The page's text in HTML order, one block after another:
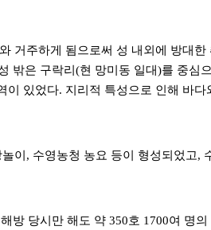
거주하게 됨으로써 성 내외에 방대
밖은 구락리(현 망미동 일대)를 중
이 있었다. 지리적 특성으로 인해 바
이, 수영농청 농요 등이 형성되었고,
방 당시만 해도 약 350호 1700여 명